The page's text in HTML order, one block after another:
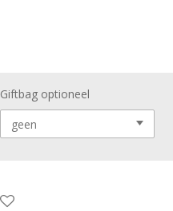
Giftbag optioneel